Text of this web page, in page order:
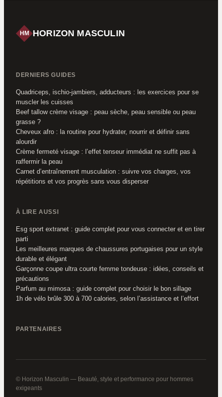
HM HORIZON MASCULIN
DERNIERS GUIDES
Quadriceps, ischio-jambiers, adducteurs : les exercices pour se
muscler les cuisses
Beef tallow crème visage : peau sèche, peau sensible ou peau
grasse ?
Cheveux afro : la routine pour hydrater, nourrir et définir sans
alourdir
Crème fermeté visage : l’effet tenseur immédiat ne suffit pas à
raffermir la peau
Carnet d’entraînement musculation : suivre vos charges, vos
répétitions et vos progrès sans vous disperser
À LIRE AUSSI
Esg sport extranet : guide complet pour vous connecter et en tirer
parti
Les meilleures marques de chaussures portugaises pour un style
durable et élégant
Garçonne coupe ultra courte femme tondeuse : idées, conseils et
précautions
Parfum au mimosa : guide complet pour choisir le bon sillage
1h de vélo brûle 300 à 700 calories, selon l’assistance et l’effort
PARTENAIRES
© Horizon Masculin — Beauté, style et performance pour hommes
exigeants